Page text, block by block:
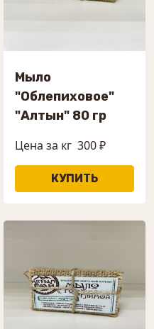
Мыло
"Облепиховое"
"Алтын" 80 гр
Цена за кг 300 ₽